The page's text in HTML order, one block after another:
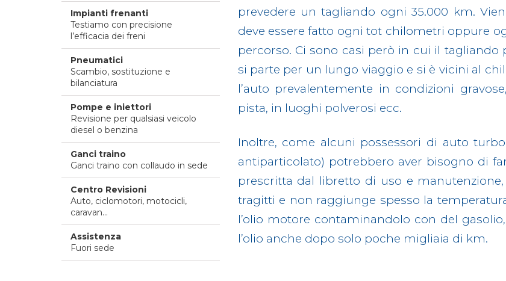
Impianti frenanti
Testiamo con precisione
l’efficacia dei freni
Pneumatici
Scambio, sostituzione e
bilanciatura
Pompe e iniettori
Revisione per qualsiasi veicolo
diesel o benzina
Ganci traino
Ganci traino con collaudo in sede
Centro Revisioni
Auto, ciclomotori, motocicli,
caravan...
Assistenza
Fuori sede
prevedere un tagliando ogni 35.000 km.
deve essere fatto ogni tot chilometri oppure
percorso. Ci sono casi però in cui il
si parte per un lungo viaggio e si è vicini al
l’auto prevalentemente in condizioni
pista, in luoghi polverosi ecc.
Inoltre, come alcuni possessori di auto
antiparticolato) potrebbero aver bisogno di
prescritta dal libretto di uso e
tragitti e non raggiunge spesso la
l’olio motore contaminandolo con del
l’olio anche dopo solo poche migliaia di km.